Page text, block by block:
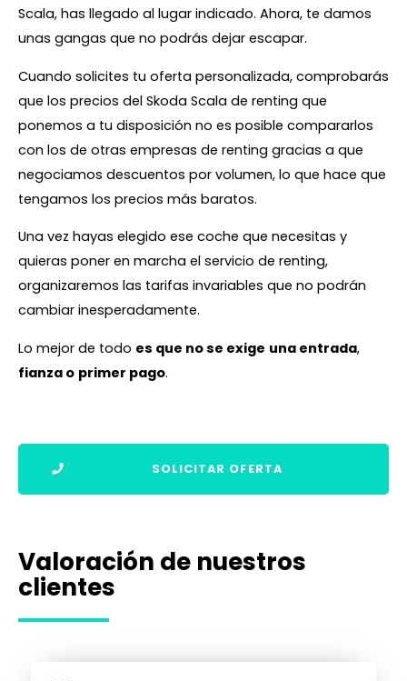
Scala, has llegado al lugar indicado. Ahora, te damos
unas gangas que no podrás dejar escapar.
Cuando solicites tu oferta personalizada, comprobarás
que los precios del Skoda Scala de renting que
ponemos a tu disposición no es posible compararlos
con los de otras empresas de renting gracias a que
negociamos descuentos por volumen, lo que hace que
tengamos los precios más baratos.
Una vez hayas elegido ese coche que necesitas y
quieras poner en marcha el servicio de renting,
organizaremos las tarifas invariables que no podrán
cambiar inesperadamente.
Lo mejor de todo es que no se exige una entrada,
fianza o primer pago.
SOLICITAR OFERTA
Valoración de nuestros
clientes